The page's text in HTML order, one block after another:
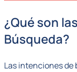
¿Qué son
Búsqueda?
Las intenciones de